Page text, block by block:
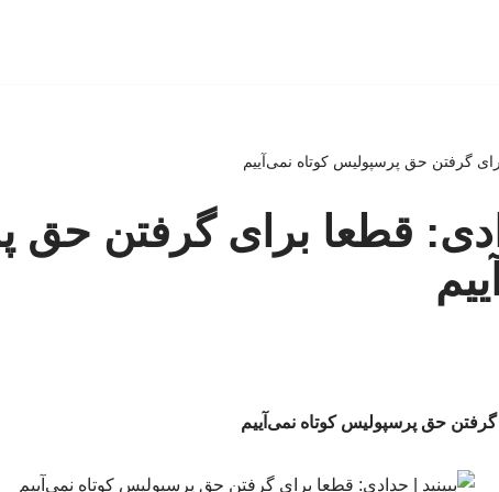
گرفتن حق پرسپولیس کوتاه نمی‌آییم
قطعا برای گرفتن حق
گرفتن حق پرسپولیس کوتاه نمی‌آییم